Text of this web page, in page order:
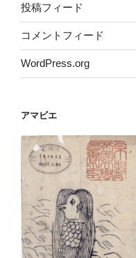
投稿フィード
コメントフィード
WordPress.org
アマビエ